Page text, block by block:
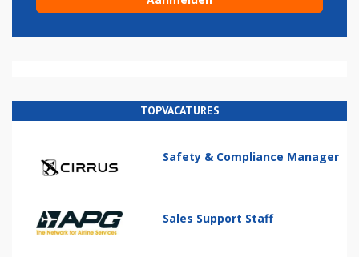
TOPVACATURES
Safety & Compliance Manager
Sales Support Staff